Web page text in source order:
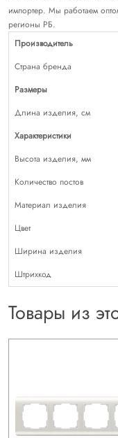
импортер. Мы работаем
регионы РБ.
Производитель
Страна бренда
Размеры
Длина изделия, см
Характеристики
Высота изделия, мм
Количество постов
Материал изделия
Цвет
Ширина изделия
Штрихкод
Товары из